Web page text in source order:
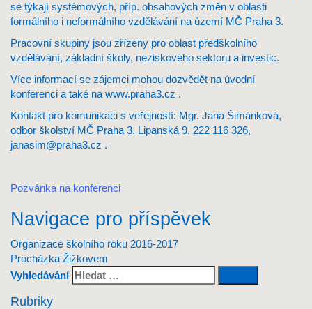
se týkají systémových, příp. obsahových změn v oblasti
formálního i neformálního vzdělávání na území MČ Praha 3.
Pracovní skupiny jsou zřízeny pro oblast předškolního
vzdělávání, základní školy, neziskového sektoru a investic.
Více informací se zájemci mohou dozvědět na úvodní
konferenci a také na www.praha3.cz .
Kontakt pro komunikaci s veřejností: Mgr. Jana Šimánková,
odbor školství MČ Praha 3, Lipanská 9, 222 116 326,
janasim@praha3.cz .
Pozvánka na konferenci
Navigace pro příspěvek
Organizace školního roku 2016-2017
Procházka Žižkovem
Vyhledávání
Rubriky